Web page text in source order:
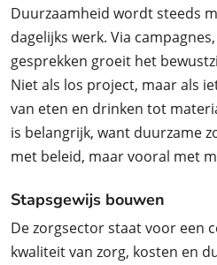
Duurzaamheid wordt steeds
dagelijks werk. Via
gesprekken groeit het
Niet als los project, maar als
van eten en drinken tot
is belangrijk, want duurzame
met beleid, maar vooral met
Stapsgewijs bouwen
De zorgsector staat voor een
kwaliteit van zorg, kosten en